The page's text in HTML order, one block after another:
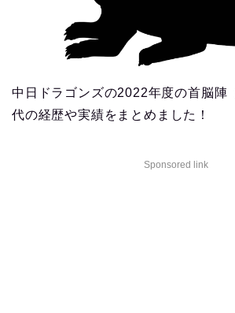
中日ドラゴンズの2022年度の首脳陣
代の経歴や実績をまとめました！
Sponsored link